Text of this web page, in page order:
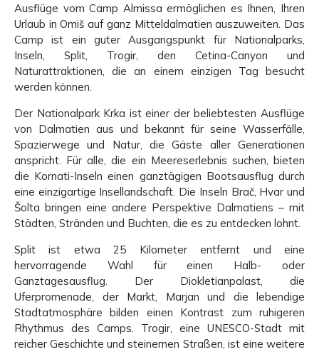
Ausflüge vom Camp Almissa ermöglichen es Ihnen, Ihren
Urlaub in Omiš auf ganz Mitteldalmatien auszuweiten. Das
Camp ist ein guter Ausgangspunkt für Nationalparks,
Inseln, Split, Trogir, den Cetina-Canyon und
Naturattraktionen, die an einem einzigen Tag besucht
werden können.
Der Nationalpark Krka ist einer der beliebtesten Ausflüge
von Dalmatien aus und bekannt für seine Wasserfälle,
Spazierwege und Natur, die Gäste aller Generationen
anspricht. Für alle, die ein Meereserlebnis suchen, bieten
die Kornati-Inseln einen ganztägigen Bootsausflug durch
eine einzigartige Insellandschaft. Die Inseln Brač, Hvar und
Šolta bringen eine andere Perspektive Dalmatiens – mit
Städten, Stränden und Buchten, die es zu entdecken lohnt.
Split ist etwa 25 Kilometer entfernt und eine
hervorragende Wahl für einen Halb- oder
Ganztagesausflug. Der Diokletianpalast, die
Uferpromenade, der Markt, Marjan und die lebendige
Stadtatmosphäre bilden einen Kontrast zum ruhigeren
Rhythmus des Camps. Trogir, eine UNESCO-Stadt mit
reicher Geschichte und steinernen Straßen, ist eine weitere